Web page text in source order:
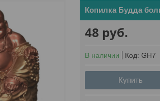
Копилка Будда
48 руб.
В наличии Код: GH7
Купить